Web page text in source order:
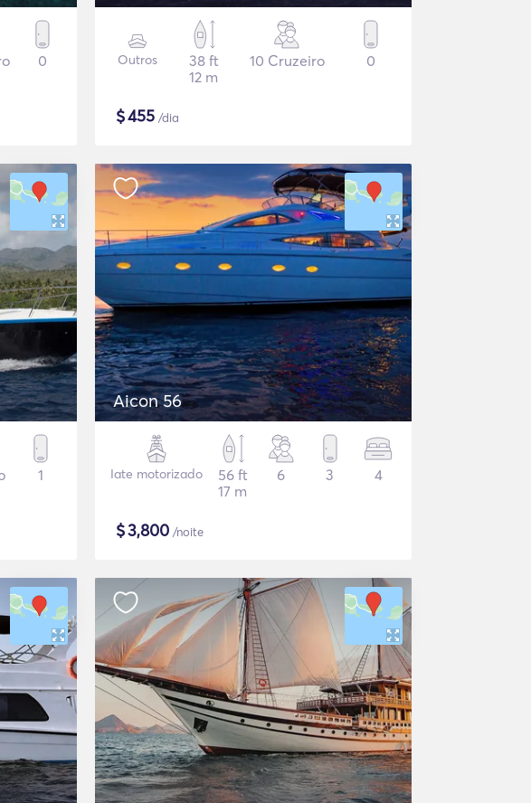
0 Outros
38 ft
12 m
10 Cruzeiro 0
$455 /dia
1
Aicon 56
Iate motorizado
56 ft
17 m
6 3 4
$3,800 /noite